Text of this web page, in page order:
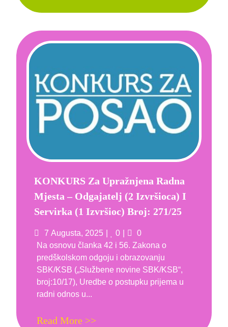
KONKURS Za Upražnjena Radna
Mjesta – Odgajatelj (2 Izvršioca) I
Servirka (1 Izvršioc) Broj: 271/25
Posted
on
7 Augusta, 2025 Likes
0 Comments
0
Na osnovu članka 42 i 56. Zakona o
predškolskom odgoju i obrazovanju
SBK/KSB („Službene novine SBK/KSB“,
broj:10/17), Uredbe o postupku prijema u
radni odnos u...
Read More >>